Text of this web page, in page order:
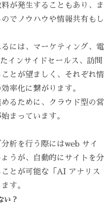
が発生することもあり、ま
でノウハウや情報共有もし
には、マーケティング、電
インサイドセールス、訪問
とが望ましく、それぞれ情
率化に繋がります。
るために、クラウド型の営
まっています。
析を行う際にはweb サイ
うが、自動的にサイトを分
とが可能な「AI アナリス
す。
い？